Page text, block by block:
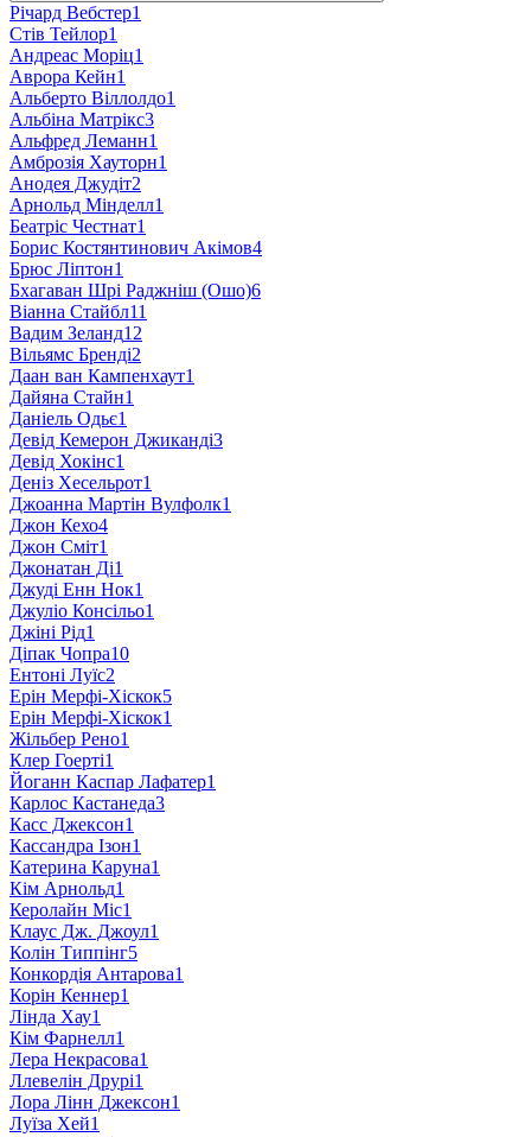
Річард Вебстер1
Стів Тейлор1
Андреас Моріц1
Аврора Кейн1
Альберто Віллолдо1
Альбіна Матрікс3
Альфред Леманн1
Амброзія Хауторн1
Анодея Джудіт2
Арнольд Мінделл1
Беатріс Честнат1
Борис Костянтинович Акімов4
Брюс Ліптон1
Бхагаван Шрі Раджніш (Ошо)6
Віанна Стайбл11
Вадим Зеланд12
Вільямс Бренді2
Даан ван Кампенхаут1
Дайяна Стайн1
Даніель Одьє1
Девід Кемерон Джиканді3
Девід Хокінс1
Деніз Хесельрот1
Джоанна Мартін Вулфолк1
Джон Кехо4
Джон Сміт1
Джонатан Ді1
Джуді Енн Нок1
Джуліо Консільо1
Джіні Рід1
Діпак Чопра10
Ентоні Луїс2
Ерін Мерфі-Хіскок5
Ерін Мерфі-Хіскок1
Жільбер Рено1
Клер Гоерті1
Йоганн Каспар Лафатер1
Карлос Кастанеда3
Касс Джексон1
Кассандра Ізон1
Катерина Каруна1
Кім Арнольд1
Керолайн Міс1
Клаус Дж. Джоул1
Колін Типпінг5
Конкордія Антарова1
Корін Кеннер1
Лінда Хау1
Кім Фарнелл1
Лера Некрасова1
Ллевелін Друрі1
Лора Лінн Джексон1
Луїза Хей1